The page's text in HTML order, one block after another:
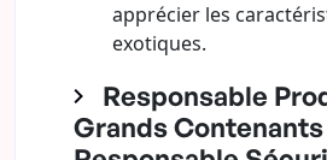
apprécier les
exotiques.
Responsable
Grands